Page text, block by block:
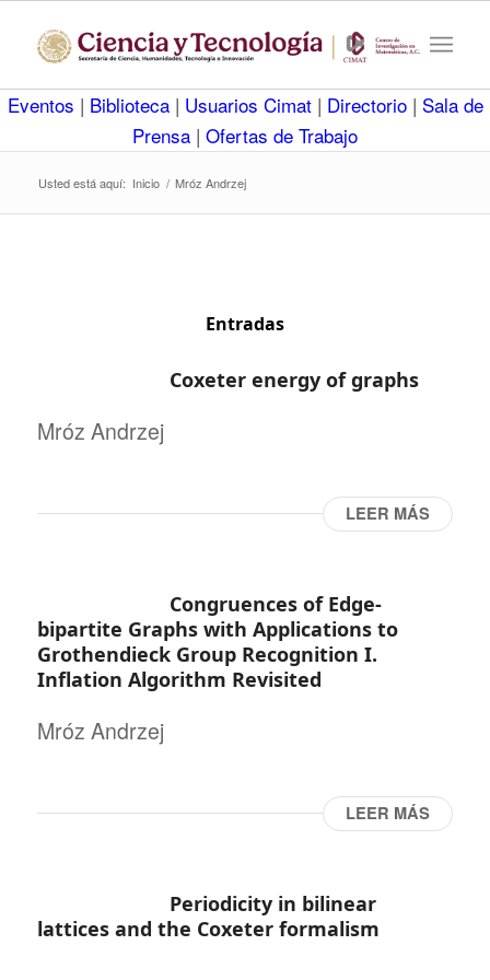
Eventos | Biblioteca | Usuarios Cimat | Directorio | Sala de
Prensa | Ofertas de Trabajo
Usted está aquí: Inicio / Mróz Andrzej
Entradas
Coxeter energy of graphs
Mróz Andrzej
LEER MÁS
Congruences of Edge-
bipartite Graphs with Applications to
Grothendieck Group Recognition I.
Inflation Algorithm Revisited
Mróz Andrzej
LEER MÁS
Periodicity in bilinear
lattices and the Coxeter formalism